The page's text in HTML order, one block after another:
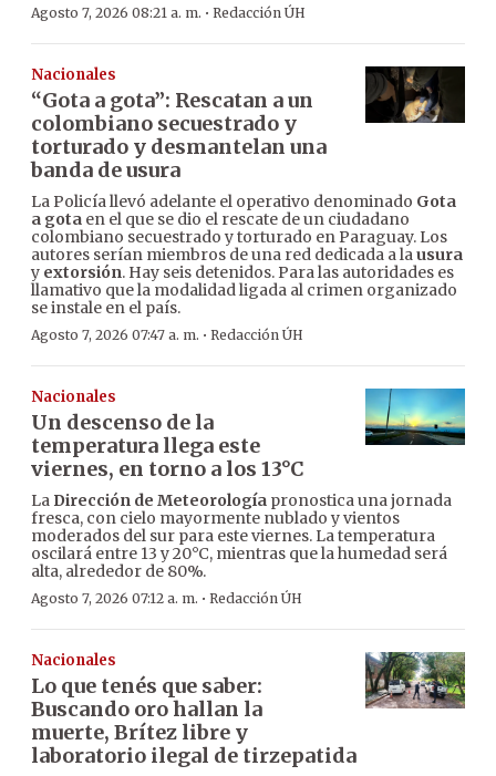
Agosto 7, 2026 08:21 a. m. · Redacción ÚH
Nacionales
“Gota a gota”: Rescatan a un
colombiano secuestrado y
torturado y desmantelan una
banda de usura
La Policía llevó adelante el operativo denominado Gota
a gota en el que se dio el rescate de un ciudadano
colombiano secuestrado y torturado en Paraguay. Los
autores serían miembros de una red dedicada a lausura
y extorsión. Hay seis detenidos. Para las autoridades es
llamativo que la modalidad ligada al crimen organizado
se instale en el país.
Agosto 7, 2026 07:47 a. m. · Redacción ÚH
Nacionales
Un descenso de la
temperatura llega este
viernes, en torno a los 13°C
La Dirección de Meteorología pronostica una jornada
fresca, con cielo mayormente nublado y vientos
moderados del sur para este viernes. La temperatura
oscilará entre 13 y 20°C, mientras que la humedad será
alta, alrededor de 80%.
Agosto 7, 2026 07:12 a. m. · Redacción ÚH
Nacionales
Lo que tenés que saber:
Buscando oro hallan la
muerte, Brítez libre y
laboratorio ilegal de tirzepatida